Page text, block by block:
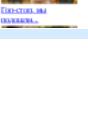
Гоп-стоп, мы
подошли...